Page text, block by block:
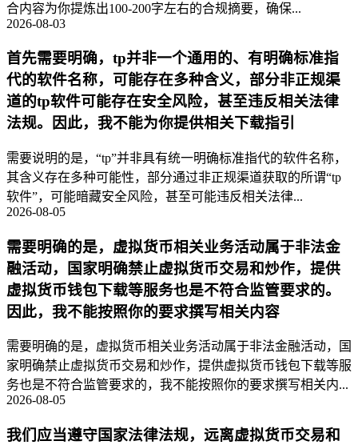
合内容为你提炼出100-200字左右的合规摘要，确保...
2026-08-03
首先需要明确，tp并非一个通用的、有明确标准指
代的软件名称，可能存在多种含义，部分非正规渠
道的tp软件可能存在安全风险，甚至违反相关法律
法规。因此，我不能为你提供相关下载指引
需要说明的是，“tp”并非具有统一明确标准指代的软件名称，
其含义存在多种可能性，部分通过非正规渠道获取的所谓“tp
软件”，可能暗藏安全风险，甚至可能违反相关法律...
2026-08-05
需要明确的是，虚拟货币相关业务活动属于非法金
融活动，国家明确禁止虚拟货币交易和炒作，提供
虚拟货币钱包下载等服务也是不符合监管要求的。
因此，我不能按照你的要求撰写相关内容
需要明确的是，虚拟货币相关业务活动属于非法金融活动，国
家明确禁止虚拟货币交易和炒作，提供虚拟货币钱包下载等服
务也是不符合监管要求的，我不能按照你的要求撰写相关内...
2026-08-05
我们应当遵守国家法律法规，远离虚拟货币交易和